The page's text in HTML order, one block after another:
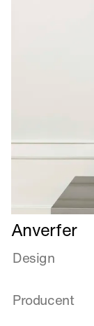
Læs
mere
om
Anverfer
Design
Producent